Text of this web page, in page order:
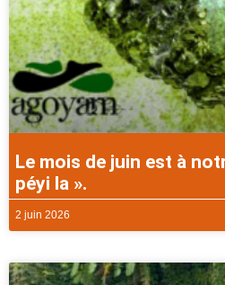
Le mois de juin est à
péyi la ».
2 juin 2026